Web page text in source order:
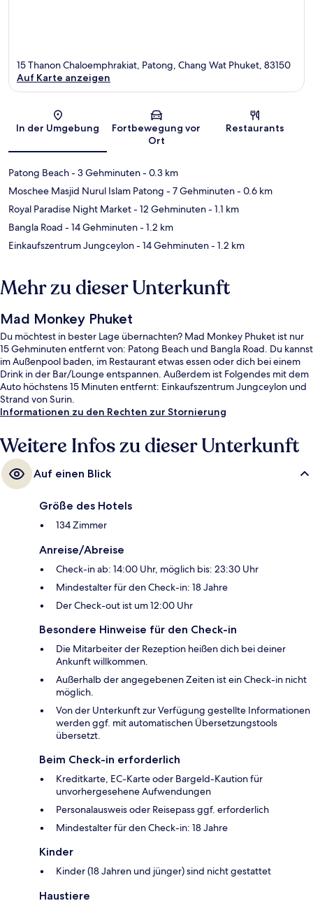
Karte
15 Thanon Chaloemphrakiat, Patong, Chang Wat Phuket, 83150
Auf Karte anzeigen
In der Umgebung
Fortbewegung vor
Ort
Restaurants
Patong Beach- 3 Gehminuten- 0.3 km
Moschee Masjid Nurul Islam Patong - 7 Gehminuten- 0.6 km
Royal Paradise Night Market- 12 Gehminuten- 1.1 km
Bangla Road - 14 Gehminuten- 1.2 km
Einkaufszentrum Jungceylon- 14 Gehminuten- 1.2 km
Mehr zu dieser Unterkunft
Mad Monkey Phuket
Du möchtest in bester Lage übernachten? Mad Monkey Phuket ist nur
15 Gehminuten entfernt von: Patong Beach und Bangla Road. Du kannst
im Außenpool baden, im Restaurant etwas essen oder dich bei einem
Drink in der Bar/Lounge entspannen. Außerdem ist Folgendes mit dem
Auto höchstens 15 Minuten entfernt: Einkaufszentrum Jungceylon und
Strand von Surin.
Informationen zu den Rechten zur Stornierung
Weitere Infos zu dieser Unterkunft
Auf einen Blick
Größe des Hotels
134 Zimmer
Anreise/Abreise
Check-in ab: 14:00 Uhr, möglich bis: 23:30 Uhr
Mindestalter für den Check-in: 18 Jahre
Der Check-out ist um 12:00 Uhr
Besondere Hinweise für den Check-in
Die Mitarbeiter der Rezeption heißen dich bei deiner
Ankunft willkommen.
Außerhalb der angegebenen Zeiten ist ein Check-in nicht
möglich.
Von der Unterkunft zur Verfügung gestellte Informationen
werden ggf. mit automatischen Übersetzungstools
übersetzt.
Beim Check-in erforderlich
Kreditkarte, EC-Karte oder Bargeld-Kaution für
unvorhergesehene Aufwendungen
Personalausweis oder Reisepass ggf. erforderlich
Mindestalter für den Check-in: 18 Jahre
Kinder
Kinder (18 Jahren und jünger) sind nicht gestattet
Haustiere